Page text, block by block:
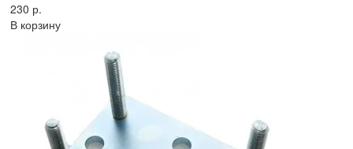
230 р.
В корзину